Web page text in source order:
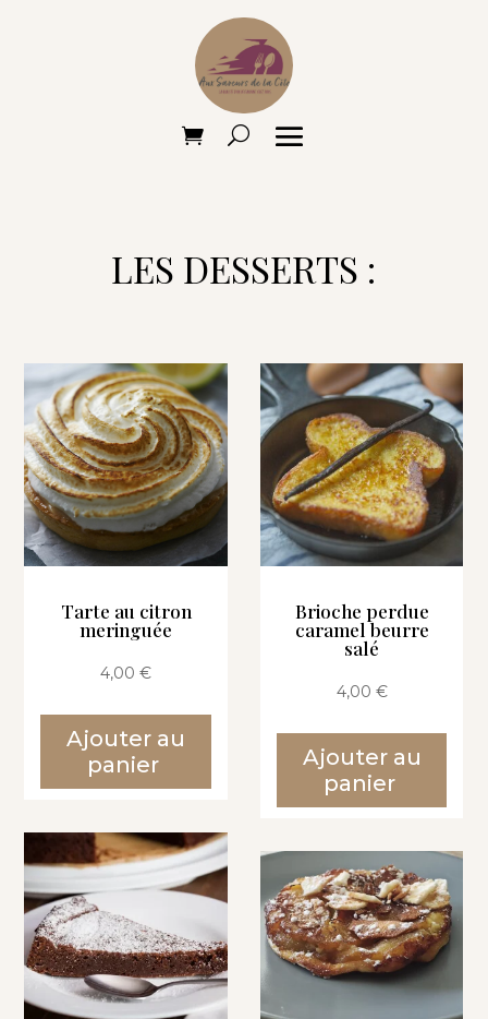
LES DESSERTS :
Tarte au citron
meringuée
4,00€
Ajouter au
panier
Brioche perdue
caramel beurre
salé
4,00 €
Ajouter au
panier